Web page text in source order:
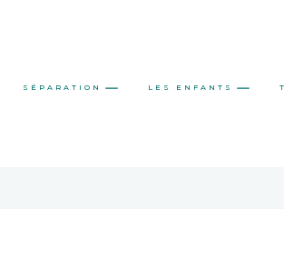
SÉPARATION LES ENFANTS